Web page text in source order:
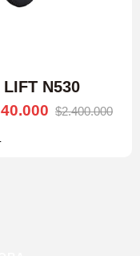
N530
$2.400.000